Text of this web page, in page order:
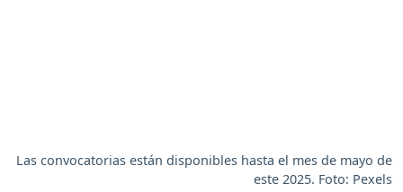
Las convocatorias están disponibles hasta el mes de mayo de
este 2025. Foto: Pexels